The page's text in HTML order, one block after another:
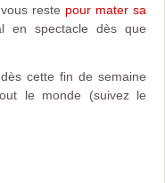
reste pour mater sa
en spectacle dès que
cette fin de semaine
le monde (suivez le